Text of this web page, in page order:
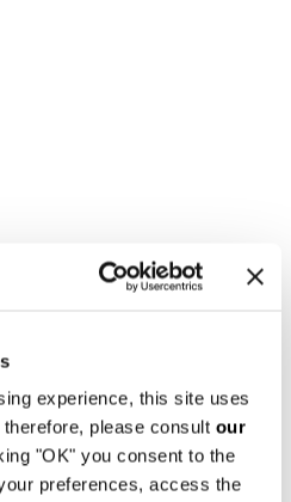
experience, this site uses
please consult our
"OK" you consent to the
preferences, access the
FIND A DEALER